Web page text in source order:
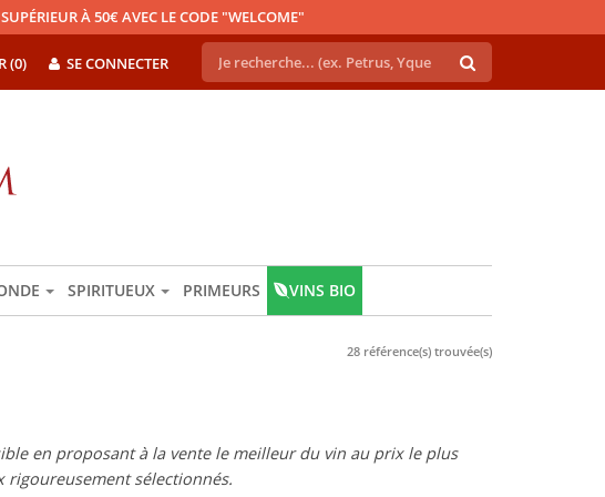
À 50€ AVEC LE CODE "WELCOME"
SE CONNECTER
(0)
SPIRITUEUX PRIMEURS VINS BIO
28 référence(s) trouvée(s)
en proposant à la vente le meilleur du vin au prix le plus
rigoureusement sélectionnés.